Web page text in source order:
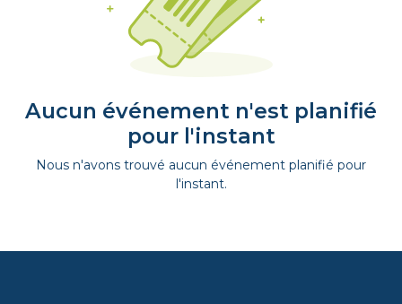
Aucun événement n'est planifié
pour l'instant
Nous n'avons trouvé aucun événement planifié pour
l'instant.